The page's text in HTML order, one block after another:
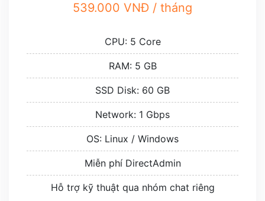
539.000 VNĐ / tháng
CPU: 5 Core
RAM: 5 GB
SSD Disk: 60 GB
Network: 1 Gbps
OS: Linux / Windows
Miễn phí DirectAdmin
Hỗ trợ kỹ thuật qua nhóm chat riêng